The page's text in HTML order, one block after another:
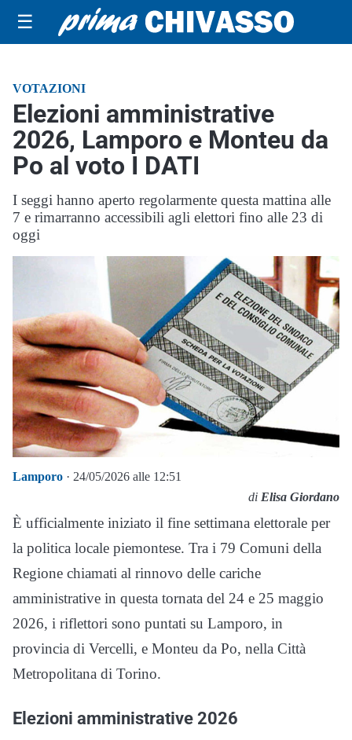
☰
VOTAZIONI
Elezioni amministrative
2026, Lamporo e Monteu da
Po al voto I DATI
I seggi hanno aperto regolarmente questa mattina alle
7 e rimarranno accessibili agli elettori fino alle 23 di
oggi
Lamporo · 24/05/2026 alle 12:51
di Elisa Giordano
È ufficialmente iniziato il fine settimana elettorale per
la politica locale piemontese. Tra i 79 Comuni della
Regione chiamati al rinnovo delle cariche
amministrative in questa tornata del 24 e 25 maggio
2026, i riflettori sono puntati su Lamporo, in
provincia di Vercelli, e Monteu da Po, nella Città
Metropolitana di Torino.
Elezioni amministrative 2026